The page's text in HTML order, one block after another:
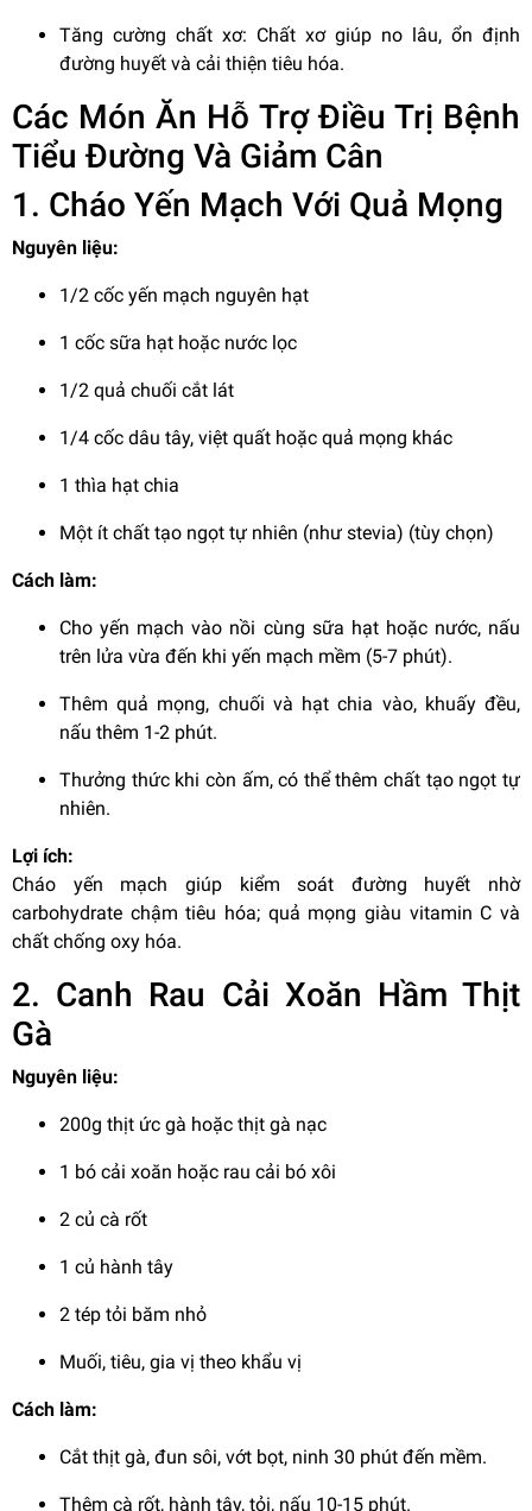
Tăng cường chất xơ: Chất xơ giúp no lâu, ổn định
đường huyết và cải thiện tiêu hóa.
Các Món Ăn Hỗ Trợ Điều Trị Bệnh
Tiểu Đường Và Giảm Cân
1. Cháo Yến Mạch Với Quả Mọng
Nguyên liệu:
1/2 cốc yến mạch nguyên hạt
1 cốc sữa hạt hoặc nước lọc
1/2 quả chuối cắt lát
1/4 cốc dâu tây, việt quất hoặc quả mọng khác
1 thìa hạt chia
Một ít chất tạo ngọt tự nhiên (như stevia) (tùy chọn)
Cách làm:
Cho yến mạch vào nồi cùng sữa hạt hoặc nước, nấu
trên lửa vừa đến khi yến mạch mềm (5-7 phút).
Thêm quả mọng, chuối và hạt chia vào, khuấy đều,
nấu thêm 1-2 phút.
Thưởng thức khi còn ấm, có thể thêm chất tạo ngọt tự
nhiên.
Lợi ích:
Cháo yến mạch giúp kiểm soát đường huyết nhờ
carbohydrate chậm tiêu hóa; quả mọng giàu vitamin C và
chất chống oxy hóa.
2. Canh Rau Cải Xoăn Hầm Thịt
Gà
Nguyên liệu:
200g thịt ức gà hoặc thịt gà nạc
1 bó cải xoăn hoặc rau cải bó xôi
2 củ cà rốt
1 củ hành tây
2 tép tỏi băm nhỏ
Muối, tiêu, gia vị theo khẩu vị
Cách làm:
Cắt thịt gà, đun sôi, vớt bọt, ninh 30 phút đến mềm.
Thêm cà rốt, hành tây, tỏi, nấu 10-15 phút.